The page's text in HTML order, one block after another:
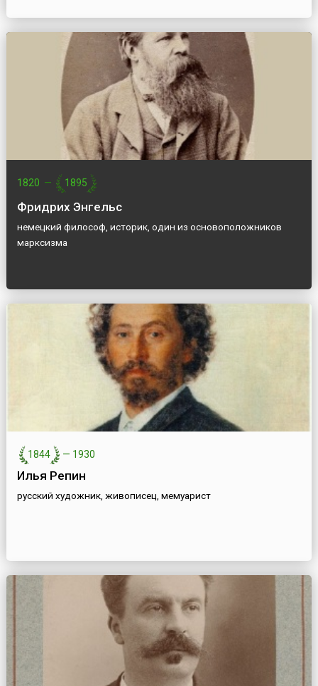
1820 — 1895
Фридрих Энгельс
немецкий философ, историк, один из основоположников
марксизма
1844 — 1930
Илья Репин
русский художник, живописец, мемуарист